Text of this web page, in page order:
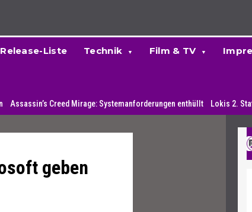
Release-Liste Technik Film & TV
Creed Mirage: Systemanforderungen enthüllt Lokis 2. Staffel
geben